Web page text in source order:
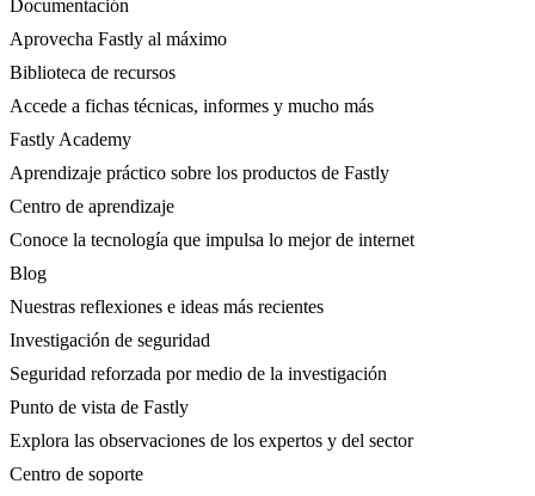
Documentación
Aprovecha Fastly al máximo
Biblioteca de recursos
Accede a fichas técnicas, informes y mucho más
Fastly Academy
Aprendizaje práctico sobre los productos de Fastly
Centro de aprendizaje
Conoce la tecnología que impulsa lo mejor de internet
Blog
Nuestras reflexiones e ideas más recientes
Investigación de seguridad
Seguridad reforzada por medio de la investigación
Punto de vista de Fastly
Explora las observaciones de los expertos y del sector
Centro de soporte